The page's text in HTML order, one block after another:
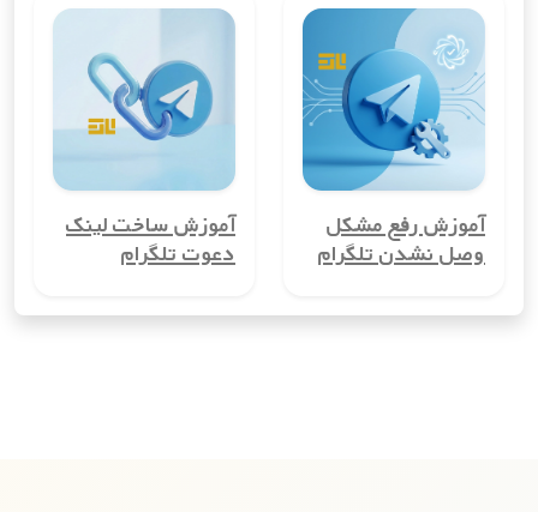
عموم قرار گیرد، بسیار مهم است.
شماره مجازی کشورسینت مارتن به شما این امکان را می‌دهد تا
چندین حساب کاربری در کشورسینت مارتن ایجاد کنید. این ویژگی
برای کسب‌وکارها، مدیران گروه‌ها یا افرادی که می‌خواهند
حساب‌های شخصی و کاری خود را از هم تفکیک کنند، بسیار مفید
است.
شماره مجازی کشورسینت مارتن می‌تواند هزینه‌های ارتباطی شما را
آموزش رفع مشکل
وصل نشدن تلگرام
آموزش ساخت لینک
دعوت تلگرام